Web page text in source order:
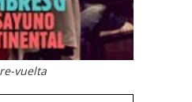
vuelta